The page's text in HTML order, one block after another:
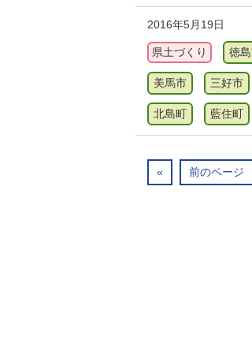
2016年5月19日
県土づくり 徳
美馬市 三好市
北島町 藍住町
« 前のページ